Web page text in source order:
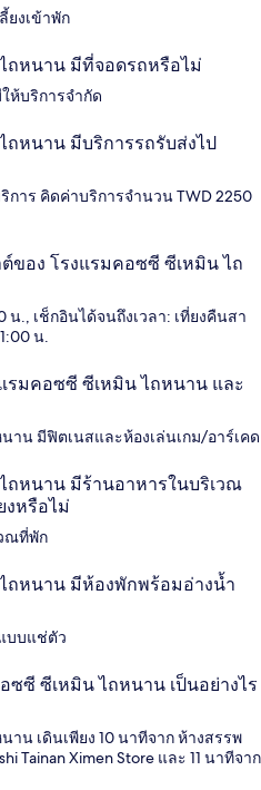
ยงเข้าพัก
ถหนาน มีที่จอดรถหรือไม่
ห้บริการจำกัด
หนาน มีบริการรถรับส่งไป
าร คิดค่าบริการจำนวน TWD 2250
ต์ของ โรงแรมคอซซี ซีเหมิน ไถ
น., เช็กอินได้จนถึงเวลา: เที่ยงคืนสา
น.
รมคอซซี ซีเหมิน ไถหนาน และ
าน มีฟิตเนสและห้องเล่นเกม/อาร์เคด
ถหนาน มีร้านอาหารในบริเวณ
งหรือไม่
ณที่พัก
ถหนาน มีห้องพักพร้อมอ่างน้ำ
บบแช่ตัว
ซซี ซีเหมิน ไถหนาน เป็นอย่างไร
น เดินเพียง 10 นาทีจาก ห้างสรรพ
Tainan Ximen Store และ 11 นาทีจาก